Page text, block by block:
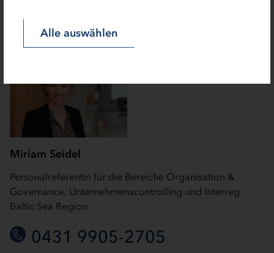
Alle auswählen
Miriam Seidel
Personalreferentin für die Bereiche Organisation &
Governance, Unternehmenscontrolling und Interreg
Baltic Sea Region
0431 9905-2705